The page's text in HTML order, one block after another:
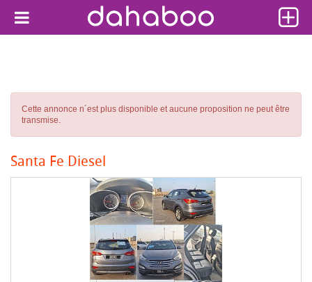
Cette annonce n´est plus disponible et aucune proposition ne peut être
transmise.
Santa Fe Diesel